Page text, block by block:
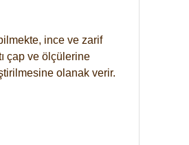
ince ve zarif
çap ve ölçülerine
olanak verir.